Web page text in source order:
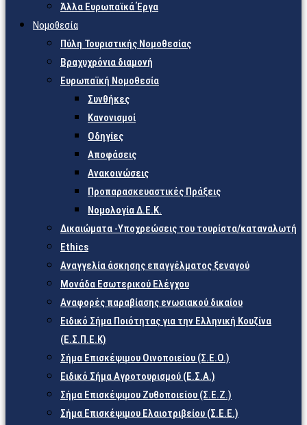
Άλλα Ευρωπαϊκά Έργα
Νομοθεσία
Πύλη Τουριστικής Νομοθεσίας
Βραχυχρόνια διαμονή
Ευρωπαϊκή Νομοθεσία
Συνθήκες
Κανονισμοί
Οδηγίες
Αποφάσεις
Ανακοινώσεις
Προπαρασκευαστικές Πράξεις
Νομολογία Δ.Ε.Κ.
Δικαιώματα -Υποχρεώσεις του τουρίστα/καταναλωτή
Ethics
Αναγγελία άσκησης επαγγέλματος ξεναγού
Μονάδα Εσωτερικού Ελέγχου
Αναφορές παραβίασης ενωσιακού δικαίου
Ειδικό Σήμα Ποιότητας για την Ελληνική Κουζίνα
(Ε.Σ.Π.Ε.Κ)
Σήμα Επισκέψιμου Οινοποιείου (Σ.Ε.Ο.)
Ειδικό Σήμα Αγροτουρισμού (Ε.Σ.Α.)
Σήμα Επισκέψιμου Ζυθοποιείου (Σ.Ε.Ζ.)
Σήμα Επισκέψιμου Ελαιοτριβείου (Σ.Ε.Ε.)